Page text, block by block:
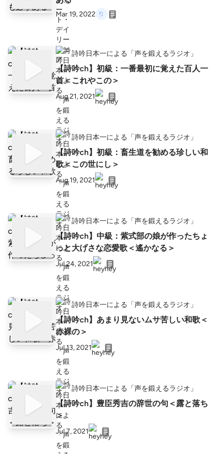
Mar 19, 2022
詩吟日本一による「声を鍛えるラジオ」
【詩吟ch】初級：一番最初に覚えた百人一
首＜これやこの＞
Aug 21, 2021
詩吟日本一による「声を鍛えるラジオ」
【詩吟ch】初級：畜生道を勧める珍しい和
歌＜この世にし＞
Aug 19, 2021
詩吟日本一による「声を鍛えるラジオ」
【詩吟ch】中級：紫式部の娘が作ったちょ
っと大げさな恋愛歌＜遙かなる＞
Jul 24, 2021
詩吟日本一による「声を鍛えるラジオ」
【詩吟ch】あまり見ないムサ苦しい和歌＜
赤裸の＞
Jul 13, 2021
詩吟日本一による「声を鍛えるラジオ」
【詩吟ch】豊臣秀吉の辞世の句＜露と落ち
＞
Jul 7, 2021